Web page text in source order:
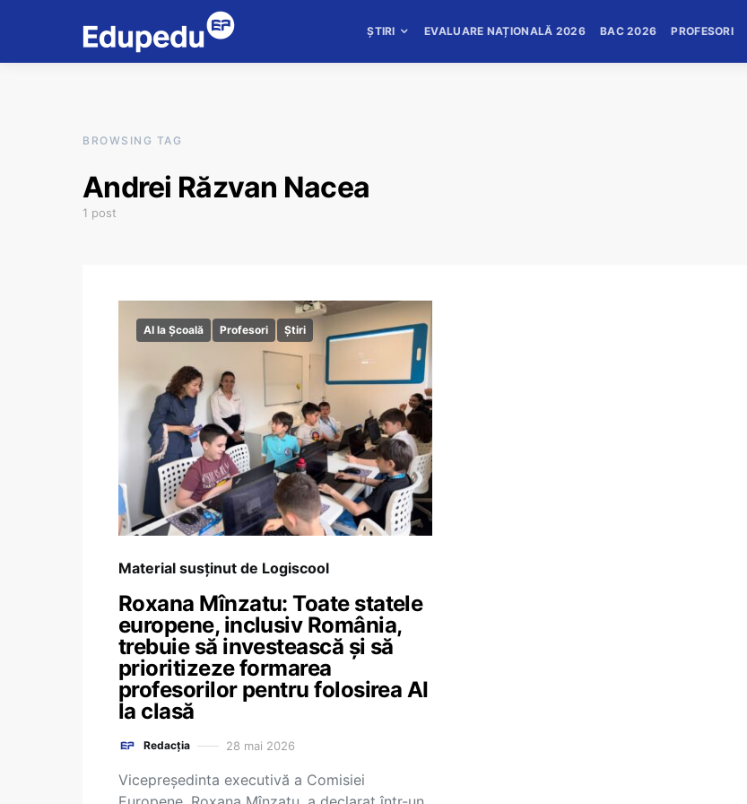
ȘTIRI EVALUARE NAȚIONALĂ 2026 BAC 2026 PROFESORI
BROWSING TAG
Andrei Răzvan Nacea
1 post
AI la Școală Profesori Știri
Material susținut de Logiscool
Roxana Mînzatu: Toate statele
europene, inclusiv România,
trebuie să investească și să
prioritizeze formarea
profesorilor pentru folosirea AI
la clasă
Redacția 28 mai 2026
Vicepreședinta executivă a Comisiei